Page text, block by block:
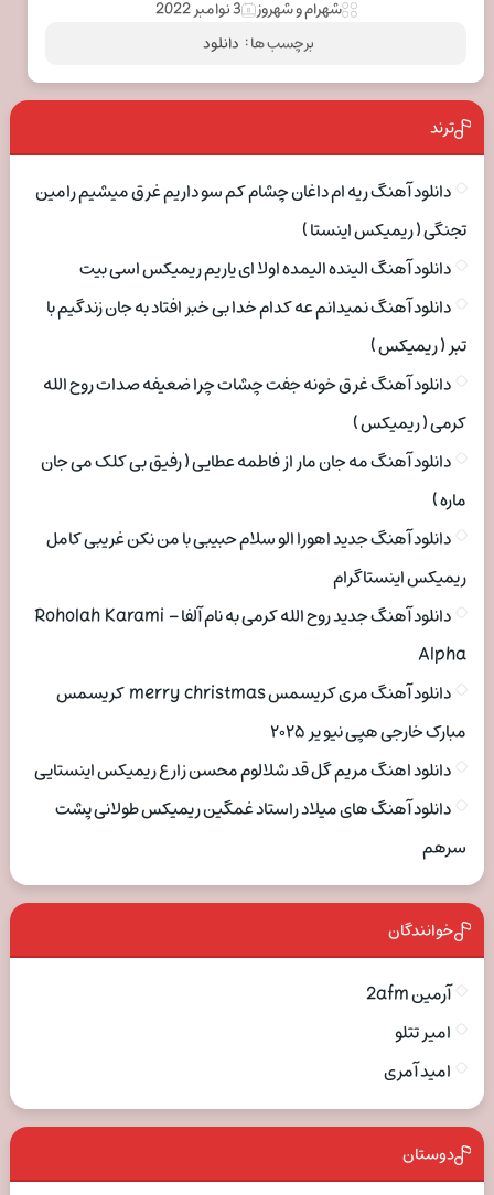
شهرام و شهروز 3 نوامبر 2022
برچسب ها : دانلود
ترند
دانلود آهنگ ریه ام داغان چشام کم سو داریم غرق میشیم رامین
تجنگی ( ریمیکس اینستا )
دانلود آهنگ الینده الیمده اولا ای یاریم ریمیکس اسی بیت
دانلود آهنگ نمیدانم عه کدام خدا بی خبر افتاد به جان زندگیم با
تبر ( ریمیکس )
دانلود آهنگ غرق خونه جفت چشات چرا ضعیفه صدات روح الله
کرمی ( ریمیکس )
دانلود آهنگ مه جان مار از فاطمه عطایی ( رفیق بی کلک می جان
ماره )
دانلود آهنگ جدید اهورا الو سلام حبیبی با من نکن غریبی کامل
ریمیکس اینستاگرام
دانلود آهنگ جدید روح الله کرمی به نام آلفا Roholah Karami –
Alpha
دانلود آهنگ مری کریسمس merry christmas کریسمس
مبارک خارجی هپی نیو یر ۲۰۲۵
دانلود اهنگ مریم گل قد شلالوم محسن زارع ریمیکس اینستایی
دانلود آهنگ های میلاد راستاد غمگین ریمیکس طولانی پشت
سرهم
خوانندگان
آرمین 2afm
امیر تتلو
امید آمری
دوستان